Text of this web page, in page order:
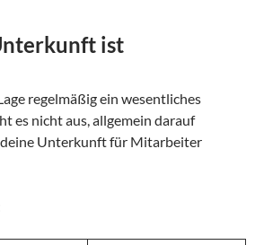
ist
regelmäßig ein wesentliches
es nicht aus, allgemein darauf
Unterkunft für Mitarbeiter